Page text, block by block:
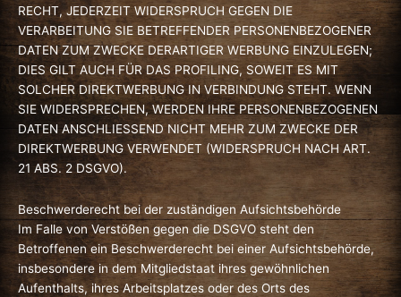
RECHT, JEDERZEIT WIDERSPRUCH GEGEN DIE
VERARBEITUNG SIE BETREFFENDER PERSONENBEZOGENER
DATEN ZUM ZWECKE DERARTIGER WERBUNG EINZULEGEN;
DIES GILT AUCH FÜR DAS PROFILING, SOWEIT ES MIT
SOLCHER DIREKTWERBUNG IN VERBINDUNG STEHT. WENN
SIE WIDERSPRECHEN, WERDEN IHRE PERSONENBEZOGENEN
DATEN ANSCHLIESSEND NICHT MEHR ZUM ZWECKE DER
DIREKTWERBUNG VERWENDET (WIDERSPRUCH NACH ART.
21 ABS. 2 DSGVO).
Beschwerde­recht bei der zuständigen Aufsichts­behörde
Im Falle von Verstößen gegen die DSGVO steht den
Betroffenen ein Beschwerderecht bei einer Aufsichtsbehörde,
insbesondere in dem Mitgliedstaat ihres gewöhnlichen
Aufenthalts, ihres Arbeitsplatzes oder des Orts des